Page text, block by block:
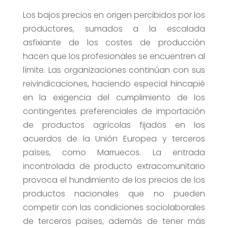
Los bajos precios en origen percibidos por los
productores, sumados a la escalada
asfixiante de los costes de producción
hacen que los profesionales se encuentren al
límite. Las organizaciones continúan con sus
reivindicaciones, haciendo especial hincapié
en la exigencia del cumplimiento de los
contingentes preferenciales de importación
de productos agrícolas fijados en los
acuerdos de la Unión Europea y terceros
países, como Marruecos. La entrada
incontrolada de producto extracomunitario
provoca el hundimiento de los precios de los
productos nacionales que no pueden
competir con las condiciones sociolaborales
de terceros países, además de tener más